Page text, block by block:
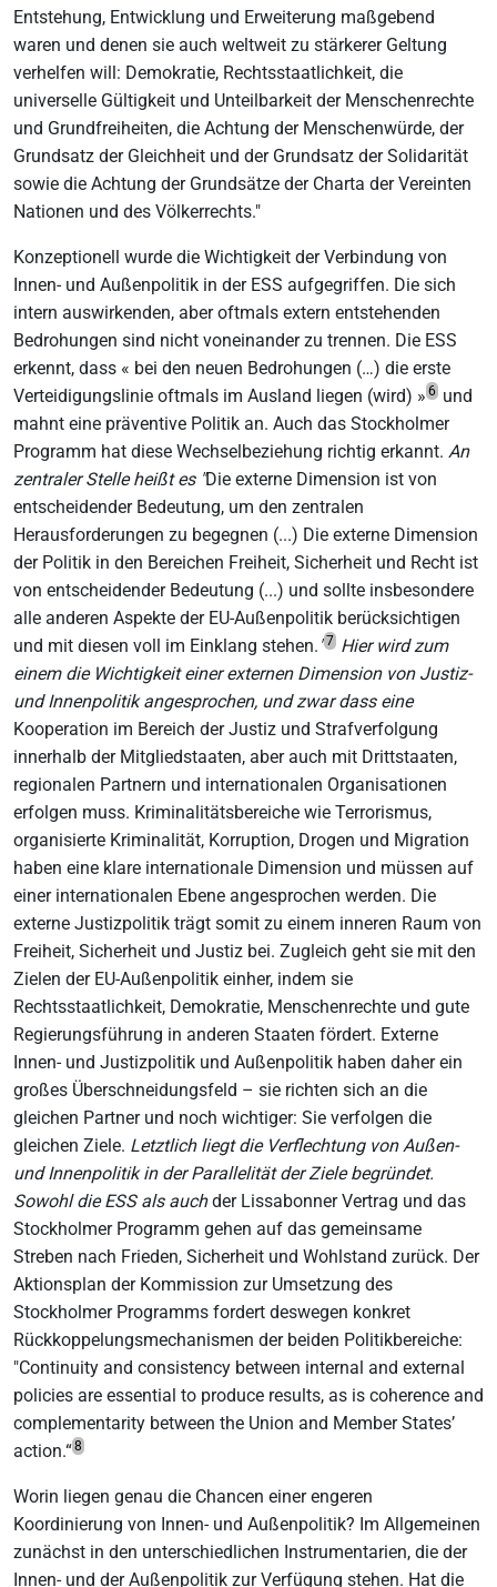
Entstehung, Entwicklung und Erweiterung maßgebend
waren und denen sie auch weltweit zu stärkerer Geltung
verhelfen will: Demokratie, Rechtsstaatlichkeit, die
universelle Gültigkeit und Unteilbarkeit der Menschenrechte
und Grundfreiheiten, die Achtung der Menschenwürde, der
Grundsatz der Gleichheit und der Grundsatz der Solidarität
sowie die Achtung der Grundsätze der Charta der Vereinten
Nationen und des Völkerrechts."
Konzeptionell wurde die Wichtigkeit der Verbindung von
Innen- und Außenpolitik in der ESS aufgegriffen. Die sich
intern auswirkenden, aber oftmals extern entstehenden
Bedrohungen sind nicht voneinander zu trennen. Die ESS
erkennt, dass « bei den neuen Bedrohungen (…) die erste
Verteidigungslinie oftmals im Ausland liegen (wird) » 6 und
mahnt eine präventive Politik an. Auch das Stockholmer
Programm hat diese Wechselbeziehung richtig erkannt. An
zentraler Stelle heißt es "Die externe Dimension ist von
entscheidender Bedeutung, um den zentralen
Herausforderungen zu begegnen (...) Die externe Dimension
der Politik in den Bereichen Freiheit, Sicherheit und Recht ist
von entscheidender Bedeutung (...) und sollte insbesondere
alle anderen Aspekte der EU-Außenpolitik berücksichtigen
und mit diesen voll im Einklang stehen. "7 Hier wird zum
einem die Wichtigkeit einer externen Dimension von Justiz-
und Innenpolitik angesprochen, und zwar dass eine
Kooperation im Bereich der Justiz und Strafverfolgung
innerhalb der Mitgliedstaaten, aber auch mit Drittstaaten,
regionalen Partnern und internationalen Organisationen
erfolgen muss. Kriminalitätsbereiche wie Terrorismus,
organisierte Kriminalität, Korruption, Drogen und Migration
haben eine klare internationale Dimension und müssen auf
einer internationalen Ebene angesprochen werden. Die
externe Justizpolitik trägt somit zu einem inneren Raum von
Freiheit, Sicherheit und Justiz bei. Zugleich geht sie mit den
Zielen der EU-Außenpolitik einher, indem sie
Rechtsstaatlichkeit, Demokratie, Menschenrechte und gute
Regierungsführung in anderen Staaten fördert. Externe
Innen- und Justizpolitik und Außenpolitik haben daher ein
großes Überschneidungsfeld – sie richten sich an die
gleichen Partner und noch wichtiger: Sie verfolgen die
gleichen Ziele. Letztlich liegt die Verflechtung von Außen-
und Innenpolitik in der Parallelität der Ziele begründet.
Sowohl die ESS als auchder Lissabonner Vertrag und das
Stockholmer Programm gehen auf das gemeinsame
Streben nach Frieden, Sicherheit und Wohlstand zurück. Der
Aktionsplan der Kommission zur Umsetzung des
Stockholmer Programms fordert deswegen konkret
Rückkoppelungsmechanismen der beiden Politikbereiche:
"Continuity and consistency between internal and external
policies are essential to produce results, as is coherence and
complementarity between the Union and Member States’
action.“8
Worin liegen genau die Chancen einer engeren
Koordinierung von Innen- und Außenpolitik? Im Allgemeinen
zunächst in den unterschiedlichen Instrumentarien, die der
Innen- und der Außenpolitik zur Verfügung stehen. Hat die